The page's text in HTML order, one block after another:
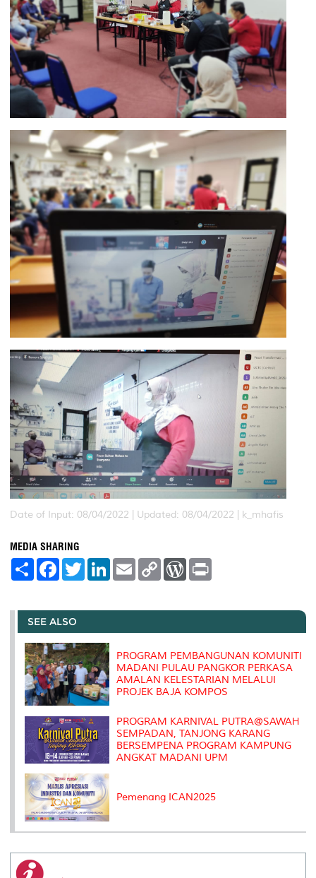
Date of Input: 08/04/2022 | Updated: 08/04/2022 | k_mhafis
MEDIA SHARING
S
e
F
a
b
o
o
k
T
w
t
r
L
e
I
E
m
l
C
L
n
W
P
e
s
t
SEE ALSO
PROGRAM PEMBANGUNAN KOMUNITI
MADANI PULAU PANGKOR PERKASA
AMALAN KELESTARIAN MELALUI
PROJEK BAJA KOMPOS
PROGRAM KARNIVAL PUTRA@SAWAH
SEMPADAN, TANJONG KARANG
BERSEMPENA PROGRAM KAMPUNG
ANGKAT MADANI UPM
Pemenang ICAN2025